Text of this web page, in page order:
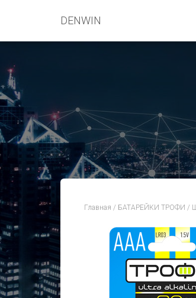
DENWIN
Главная / БАТАРЕЙКИ ТРОФИ /